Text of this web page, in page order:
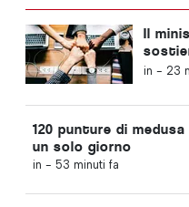
Il
in - 23
120 punture di
un solo giorno
in - 53 minuti fa